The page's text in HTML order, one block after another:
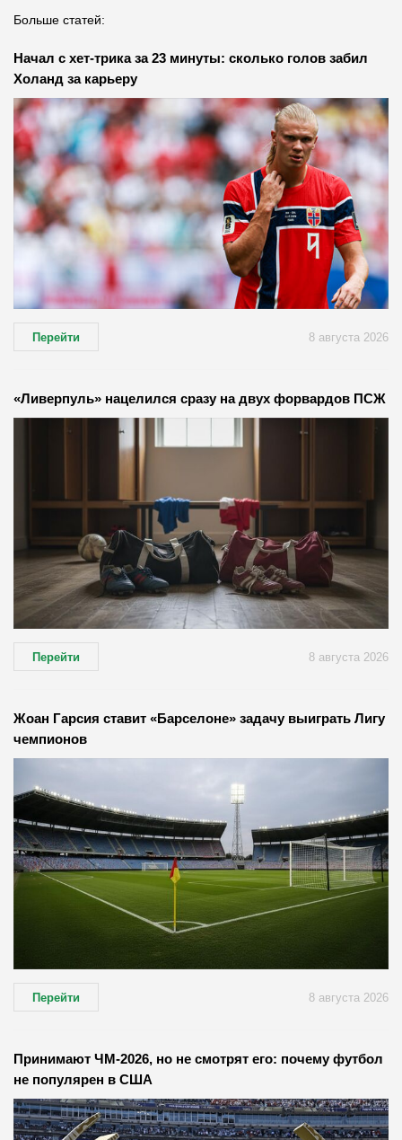
Больше статей:
Начал с хет-трика за 23 минуты: сколько голов забил
Холанд за карьеру
Перейти 8 августа 2026
«Ливерпуль» нацелился сразу на двух форвардов ПСЖ
Перейти 8 августа 2026
Жоан Гарсия ставит «Барселоне» задачу выиграть Лигу
чемпионов
Перейти 8 августа 2026
Принимают ЧМ-2026, но не смотрят его: почему футбол
не популярен в США